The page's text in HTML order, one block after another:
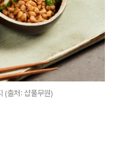
(출처: 샵풀무원)